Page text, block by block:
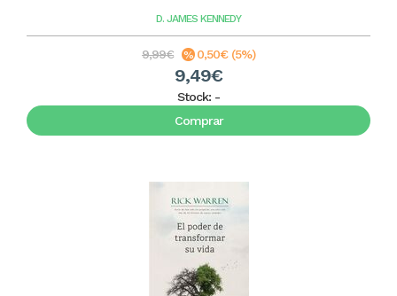
D. JAMES KENNEDY
9,99€ 0,50€ (5%)
9,49€
Stock: -
Comprar